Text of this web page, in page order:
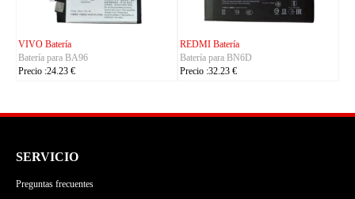
CUBOT Batería
Batería para C35
Precio :24.23 €
PHILIPS Batería
Batería para S7105
Precio :24.23 €
SERVICIO
Preguntas frecuentes